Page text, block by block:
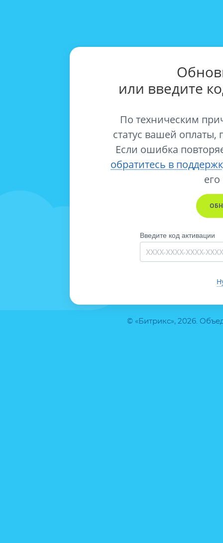
© «Битрикс», 2026.
или введите
По техническим
статус вашей оплаты,
Если ошибка
обратитесь в
его
Введите код активации